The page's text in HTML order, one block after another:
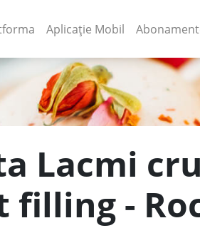
(current)
Aplicație Mobil (current)
Lacmi
filling -